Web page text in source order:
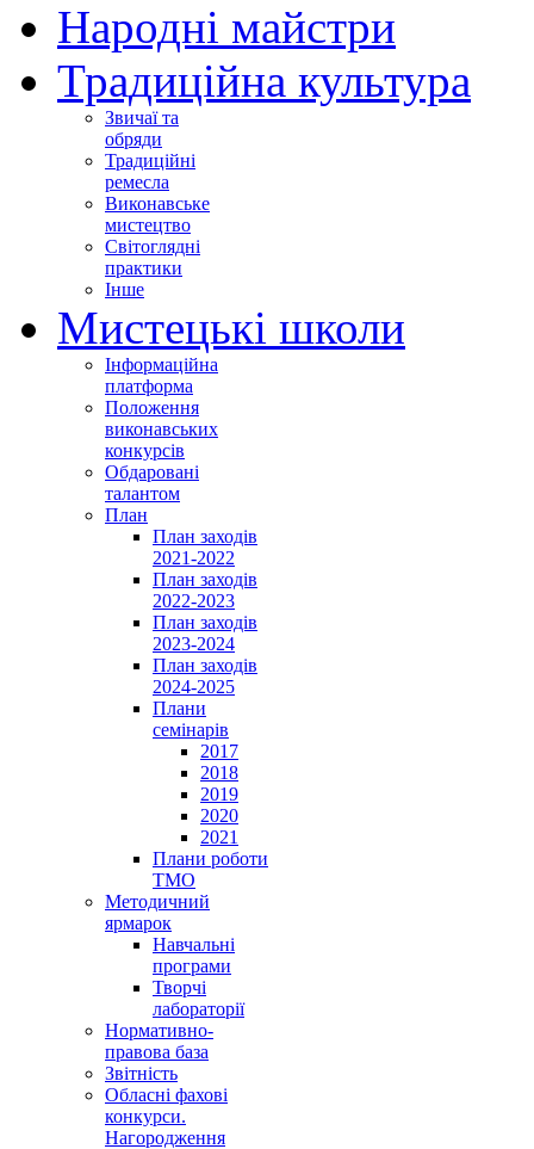
Народні майстри
Традиційна культура
Звичаї та
обряди
Традиційні
ремесла
Виконавське
мистецтво
Світоглядні
практики
Інше
Мистецькі школи
Інформаційна
платформа
Положення
виконавських
конкурсів
Обдаровані
талантом
План
План заходів
2021-2022
План заходів
2022-2023
План заходів
2023-2024
План заходів
2024-2025
Плани
семінарів
2017
2018
2019
2020
2021
Плани роботи
ТМО
Методичний
ярмарок
Навчальні
програми
Творчі
лабораторії
Нормативно-
правова база
Звітність
Обласні фахові
конкурси.
Нагородження